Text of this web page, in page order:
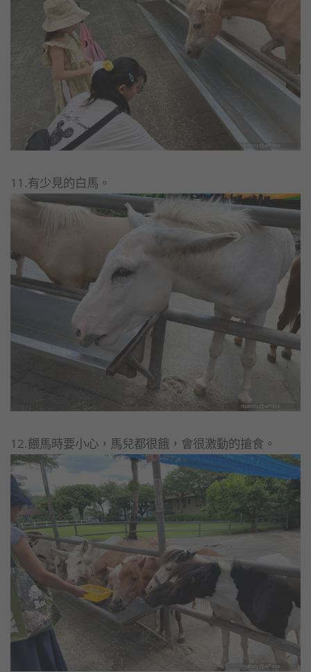
11.有少見的白馬。
12.餵馬時要小心，馬兒都很餓，會很激動的搶食。